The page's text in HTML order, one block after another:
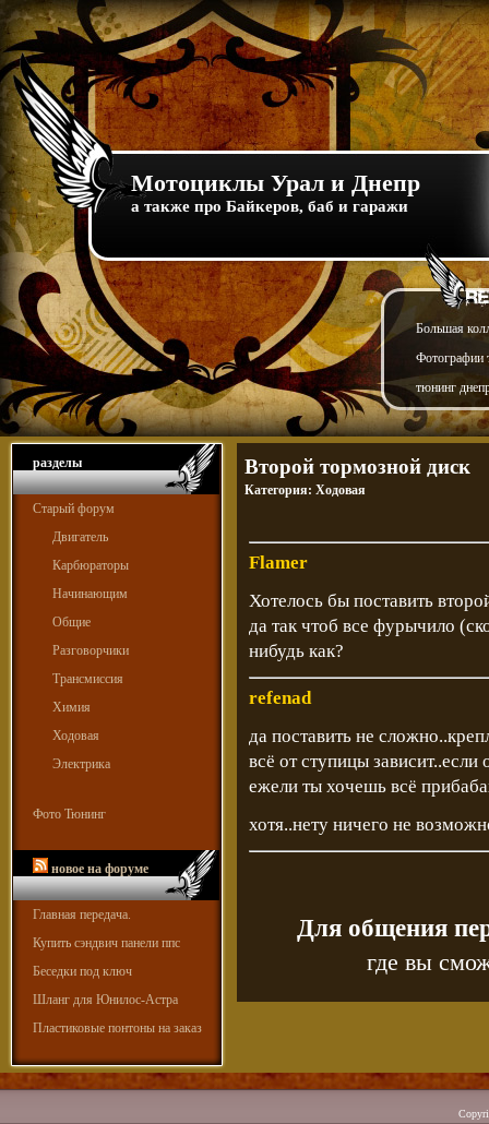
Мотоциклы Урал и Днепр
а также про Байкеров, баб и гаражи
Большая
Фотографии
тюнинг
разделы
Старый форум
Двигатель
Карбюраторы
Начинающим
Общие
Разговорчики
Трансмиссия
Химия
Ходовая
Электрика
Фото Тюнинг
новое на форуме
Главная передача.
Купить сэндвич панели ппс
Беседки под ключ
Шланг для Юнилос-Астра
Пластиковые понтоны на заказ
Второй тормозной диск
Категория: Ходовая
Flamer
Хотелось бы поставить
да так чтоб все фурычило
нибудь как?
refenad
да поставить не
всё от ступицы зависит..если
ежели ты хочешь всё
хотя..нету ничего не
Для общения
где вы